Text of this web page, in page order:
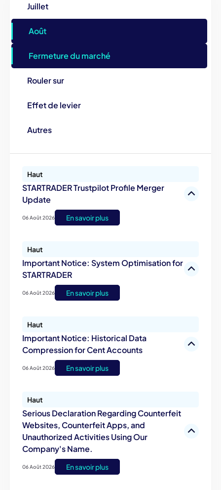
Juillet
Août
Fermeture du marché
Rouler sur
Effet de levier
Autres
Haut
STARTRADER Trustpilot Profile Merger
Update
06 Août 2026 En savoir plus
Haut
Important Notice: System Optimisation for
STARTRADER
06 Août 2026 En savoir plus
Haut
Important Notice: Historical Data
Compression for Cent Accounts
06 Août 2026 En savoir plus
Haut
Serious Declaration Regarding Counterfeit
Websites, Counterfeit Apps, and
Unauthorized Activities Using Our
Company's Name.
06 Août 2026 En savoir plus